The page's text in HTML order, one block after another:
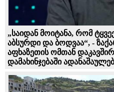
„საიდან მოიტანა, რომ
აბსურდი და ბოდვაა“, -
აფხაზეთის ომთან
დამახინჯებაში